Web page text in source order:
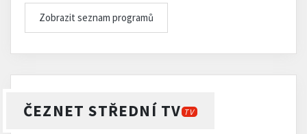
Zobrazit seznam programů
ČEZNET STŘEDNÍ TV TV